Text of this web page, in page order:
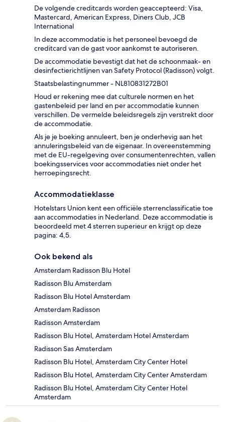
De volgende creditcards worden geaccepteerd: Visa,
Mastercard, American Express, Diners Club, JCB
International
In deze accommodatie is het personeel bevoegd de
creditcard van de gast voor aankomst te autoriseren.
De accommodatie bevestigt dat het de schoonmaak- en
desinfectierichtlijnen van Safety Protocol (Radisson) volgt.
Staatsbelastingnummer - NL810831272B01
Houd er rekening mee dat culturele normen en het
gastenbeleid per land en per accommodatie kunnen
verschillen. De vermelde beleidsregels zijn verstrekt door
de accommodatie.
Als je je boeking annuleert, ben je onderhevig aan het
annuleringsbeleid van de eigenaar. In overeenstemming
met de EU-regelgeving over consumentenrechten, vallen
boekingsservices voor accommodaties niet onder het
herroepingsrecht.
Accommodatieklasse
Hotelstars Union kent een officiële sterrenclassificatie toe
aan accommodaties in Nederland. Deze accommodatie is
beoordeeld met 4 sterren superieur en krijgt op deze
pagina: 4,5.
Ook bekend als
Amsterdam Radisson Blu Hotel
Radisson Blu Amsterdam
Radisson Blu Hotel Amsterdam
Amsterdam Radisson
Radisson Amsterdam
Radisson Blu Hotel, Amsterdam Hotel Amsterdam
Radisson Sas Amsterdam
Radisson Blu Hotel, Amsterdam City Center Hotel
Radisson Blu Hotel, Amsterdam City Center Amsterdam
Radisson Blu Hotel, Amsterdam City Center Hotel
Amsterdam